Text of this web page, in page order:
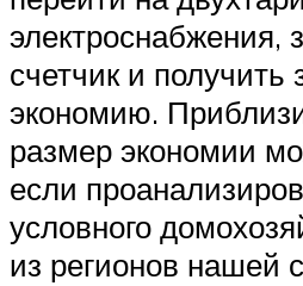
электроснабжения,
счетчик и получить
экономию.
размер экономии
если
условного
из регионов нашей